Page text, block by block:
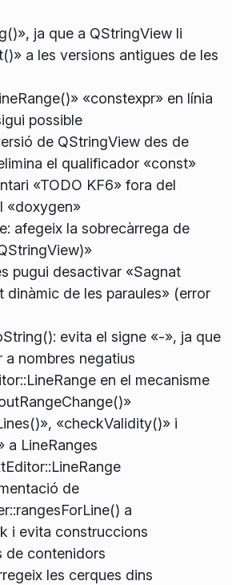
ja que a QStringView li
a les versions antigues de les
«constexpr» en línia
possible
de QStringView des de
el qualificador «const»
«TODO KF6» fora del
«doxygen»
afegeix la sobrecàrrega de
pugui desactivar «Sagnat
dinàmic de les paraules» (error
evita el signe «-», ja que
a nombres negatius
en el mecanisme
«checkValidity()» i
a LineRanges
de
a
i evita construccions
de contenidors
les cerques dins